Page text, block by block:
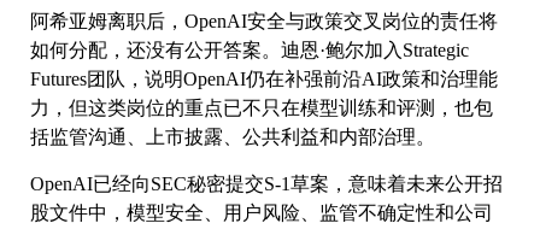
阿希亚姆离职后，OpenAI安全与政策交叉岗位的责任将
如何分配，还没有公开答案。迪恩·鲍尔加入Strategic
Futures团队，说明OpenAI仍在补强前沿AI政策和治理能
力，但这类岗位的重点已不只在模型训练和评测，也包
括监管沟通、上市披露、公共利益和内部治理。
OpenAI已经向SEC秘密提交S-1草案，意味着未来公开招
股文件中，模型安全、用户风险、监管不确定性和公司